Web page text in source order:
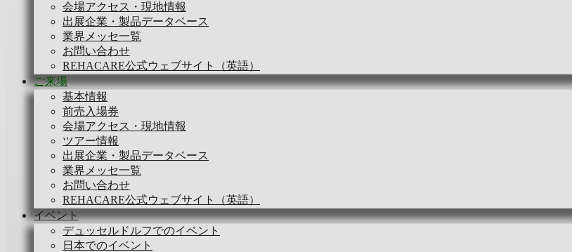
会場アクセス・現地情報
出展企業・製品データベース
業界メッセ一覧
お問い合わせ
REHACARE公式ウェブサイト（英語）
ご来場
基本情報
前売入場券
会場アクセス・現地情報
ツアー情報
出展企業・製品データベース
業界メッセ一覧
お問い合わせ
REHACARE公式ウェブサイト（英語）
イベント
デュッセルドルフでのイベント
日本でのイベント